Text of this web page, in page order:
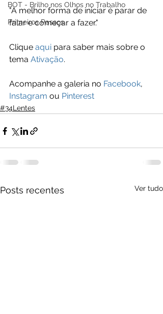
BOT - Brilho nos Olhos no Trabalho
Primeiros Passos
"A melhor forma de iniciar é parar de
falar e começar a fazer."
Clique aqui para saber mais sobre o
tema Ativação.
Acompanhe a galeria no Facebook,
Instagram ou Pinterest
#34Lentes
Posts recentes Ver tudo